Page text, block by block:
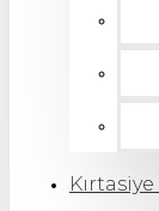
Kırtasiye